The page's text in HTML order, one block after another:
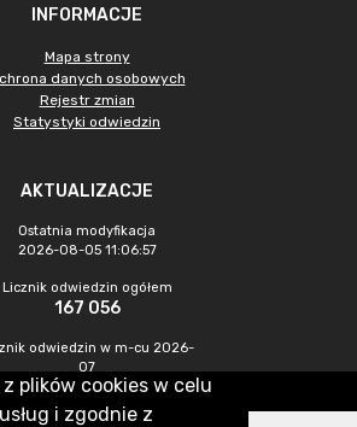
INFORMACJE
Mapa strony
danych osobowych
Rejestr zmian
Statystyki odwiedzin
AKTUALIZACJE
Ostatnia modyfikacja
2026-08-05 11:06:57
Licznik odwiedzin ogółem
167 056
odwiedzin w m-cu 2026-
07
454
plików cookies w celu
i zgodnie z